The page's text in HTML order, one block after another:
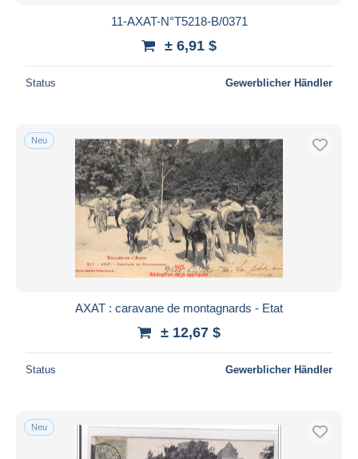
11-AXAT-N°T5218-B/0371
± 6,91 $
Status Gewerblicher Händler
Neu
AXAT : caravane de montagnards - Etat
± 12,67 $
Status Gewerblicher Händler
Neu